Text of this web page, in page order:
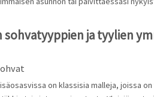
sohvatyyppien ja tyylien
on klassisia malleja, joissa